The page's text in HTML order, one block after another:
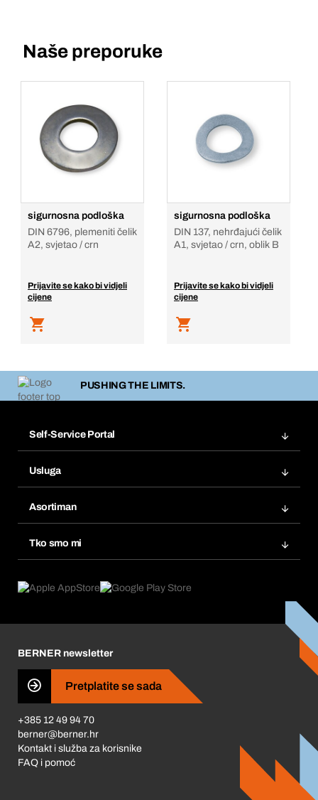
Naše preporuke
sigurnosna podloška
DIN 6796, plemeniti čelik
A2, svjetao / crn
Prijavite se kako bi vidjeli
cijene
sigurnosna podloška
DIN 137, nehrđajući čelik
A1, svjetao / crn, oblik B
Prijavite se kako bi vidjeli
cijene
PUSHING THE LIMITS.
Self-Service Portal
Popisi želja
Ponovno naručivanje
Pretplate
Usluga
Tražitelji proizvoda
Asortiman
Tko smo mi
Što nas pokreće
Business Conduct
BERNER newsletter
Pretplatite se sada
+385 12 49 94 70
berner@berner.hr
Kontakt i služba za korisnike
FAQ i pomoć